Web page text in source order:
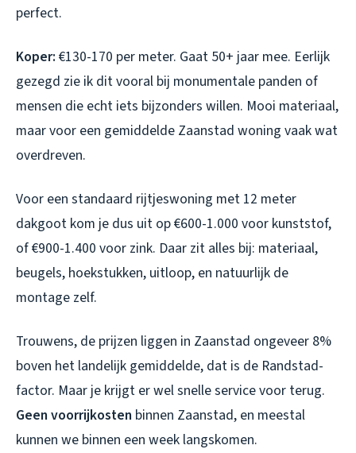
perfect.
Koper: €130-170 per meter. Gaat 50+ jaar mee. Eerlijk
gezegd zie ik dit vooral bij monumentale panden of
mensen die echt iets bijzonders willen. Mooi materiaal,
maar voor een gemiddelde Zaanstad woning vaak wat
overdreven.
Voor een standaard rijtjeswoning met 12 meter
dakgoot kom je dus uit op €600-1.000 voor kunststof,
of €900-1.400 voor zink. Daar zit alles bij: materiaal,
beugels, hoekstukken, uitloop, en natuurlijk de
montage zelf.
Trouwens, de prijzen liggen in Zaanstad ongeveer 8%
boven het landelijk gemiddelde, dat is de Randstad-
factor. Maar je krijgt er wel snelle service voor terug.
Geen voorrijkosten binnen Zaanstad, en meestal
kunnen we binnen een week langskomen.